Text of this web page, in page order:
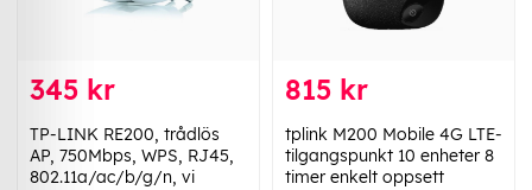
345 kr
TP-LINK RE200, trådlös
AP, 750Mbps, WPS, RJ45,
802.11a/ac/b/g/n, vi
815 kr
tplink M200 Mobile 4G LTE-
tilgangspunkt 10 enheter 8
timer enkelt oppsett